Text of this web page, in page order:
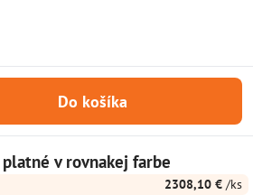
Do košíka
v rovnakej farbe
2308,10 € /ks